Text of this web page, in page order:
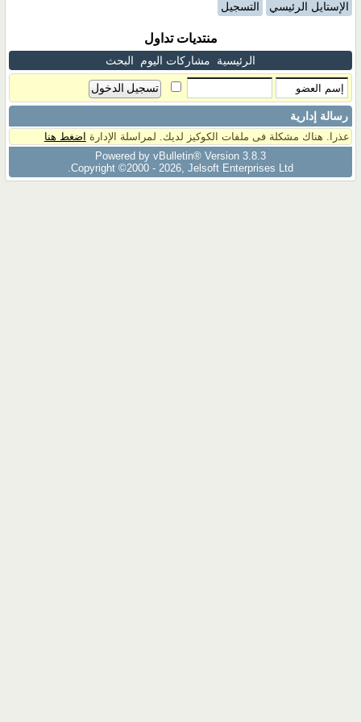
الإستايل الرئيسي التسجيل
منتديات تداول
الرئيسية مشاركات اليوم البحث
رسالة إدارية
عذرا. هناك مشكلة فى ملفات الكوكيز لديك. لمراسلة الإدارة اضغط هنا
Powered by vBulletin® Version 3.8.3
Copyright ©2000 - 2026, Jelsoft Enterprises Ltd.